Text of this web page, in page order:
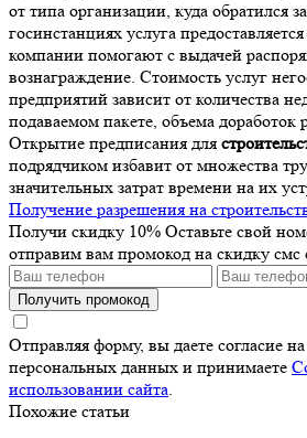
от типа организации, куда обратился
госинстанциях услуга
компании помогают с выдачей
вознаграждение. Стоимость услуг
предприятий зависит от количества
подаваемом пакете, объема доработок
Открытие предписания для
подрядчиком избавит от множества
значительных затрат времени на их
Получение разрешения на
Получи скидку 10% Оставьте свой
отправим вам промокод на скидку смс
Получить промокод
Отправляя форму, вы даете согласие
персональных данных и принимаете
использовании сайта
Похожие статьи